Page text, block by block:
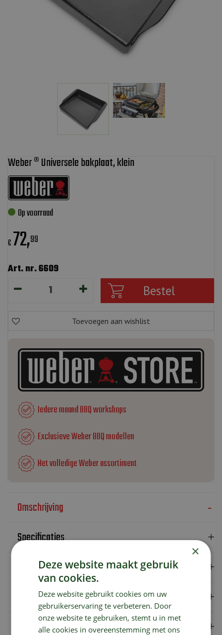
Weber ® Universele bakplaat, klein
€72,99
Op voorraad
Art. nr. 6609
Iedere maand BBQ workshops
Exclusieve Weber BBQ modellen
Het volledige Weber assortiment
Omschrijving
Specificaties
Verzendkosten
Showroom
×
Deze website maakt gebruik
van cookies.
Deze website gebruikt cookies om uw
gebruikerservaring te verbeteren. Door
onze website te gebruiken, stemt u in met
alle cookies in overeenstemming met ons